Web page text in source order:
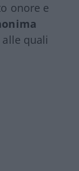
onore e
alle quali